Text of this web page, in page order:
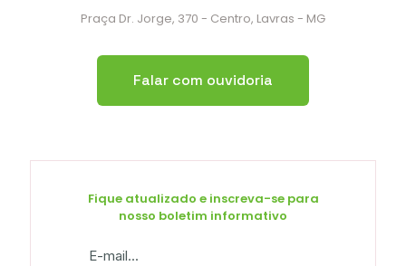
Praça Dr. Jorge, 370 - Centro, Lavras - MG
Falar com ouvidoria
Fique atualizado e inscreva-se para
nosso boletim informativo